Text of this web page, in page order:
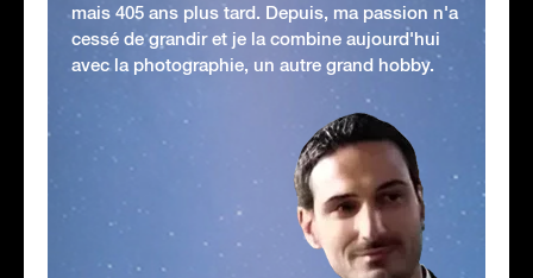
mais 405 ans plus tard. Depuis, ma passion n'a
cessé de grandir et je la combine aujourd'hui
avec la photographie, un autre grand hobby.